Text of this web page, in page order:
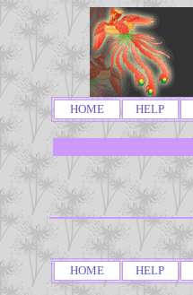
HOME HELP
HOME HELP